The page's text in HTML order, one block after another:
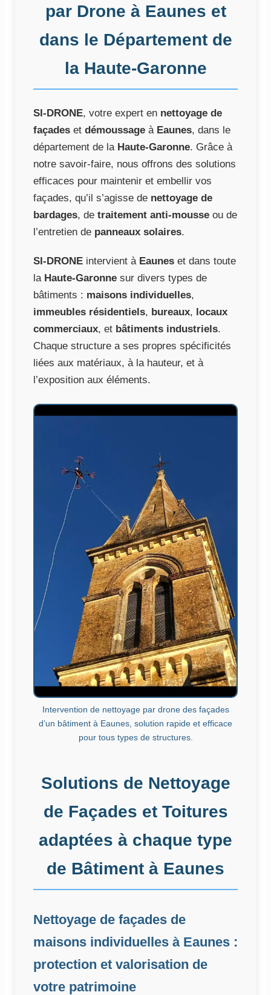
par Drone à Eaunes et
dans le Département de
la Haute-Garonne
SI-DRONE, votre expert en nettoyage de
façadeset démoussageà Eaunes, dans le
département de la Haute-Garonne. Grâce à
notre savoir-faire, nous offrons des solutions
efficaces pour maintenir et embellir vos
façades, qu’il s’agisse de nettoyage de
bardages, de traitement anti-mousseou de
l’entretien de panneaux solaires.
SI-DRONEintervient à Eauneset dans toute
la Haute-Garonnesur divers types de
bâtiments : maisons individuelles,
immeubles résidentiels, bureaux, locaux
commerciaux, et bâtiments industriels.
Chaque structure a ses propres spécificités
liées aux matériaux, à la hauteur, et à
l’exposition aux éléments.
Intervention de nettoyage par drone des façades
d’un bâtiment à Eaunes, solution rapide et efficace
pour tous types de structures.
Solutions de Nettoyage
de Façades et Toitures
adaptées à chaque type
de Bâtiment à Eaunes
Nettoyage de façades de
maisons individuelles à Eaunes :
protection et valorisation de
votre patrimoine